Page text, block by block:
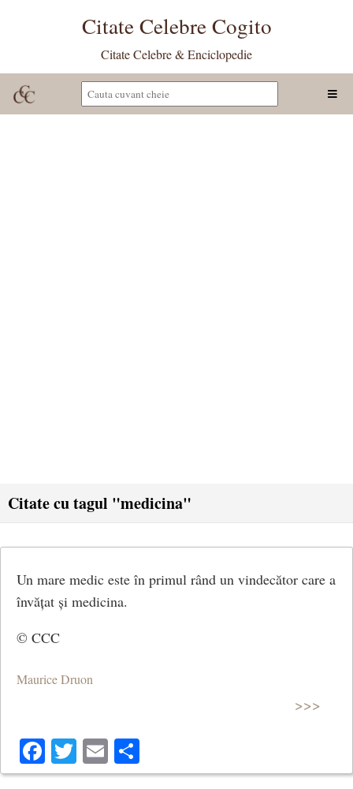
Citate Celebre Cogito
Citate Celebre & Enciclopedie
Citate cu tagul "medicina"
Un mare medic este în primul rând un vindecător care a
învățat și medicina.
© CCC
Maurice Druon
>>>
Facebook
Twitter
Email